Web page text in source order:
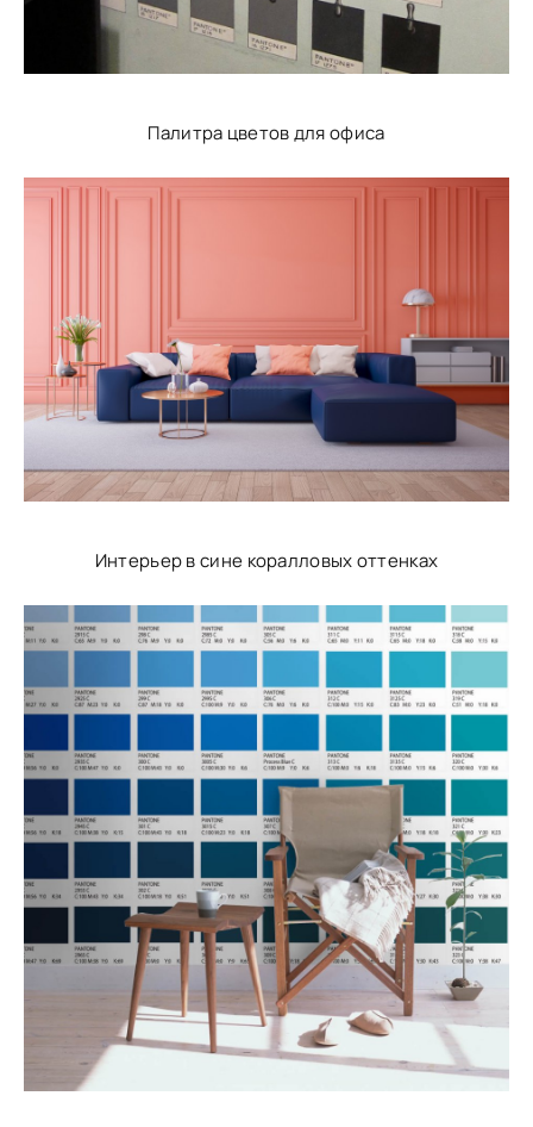
Палитра цветов для офиса
Интерьер в сине коралловых оттенках